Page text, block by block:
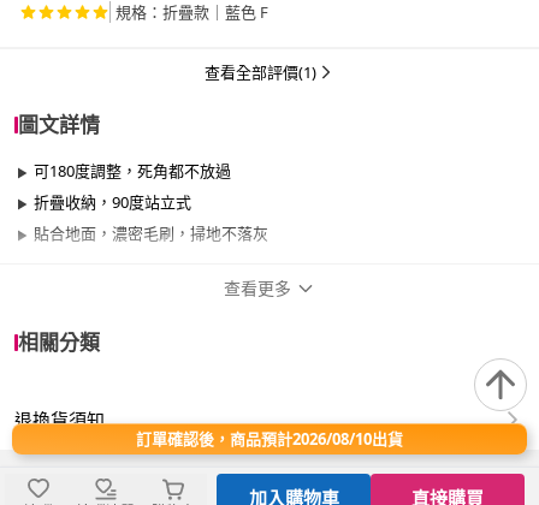
規格：折疊款｜藍色 F
查看全部評價(1)
圖文詳情
可180度調整，死角都不放過
折疊收納，90度站立式
貼合地面，濃密毛刷，掃地不落灰
適用於
臥室、客廳、浴室、廚房、門、門櫃、陽台、
餐廳、室內、室外、玄關、窗戶
查看更多
相關分類
退換貨須知
訂單確認後，商品預計2026/08/10出貨
加入購物車 直接購買